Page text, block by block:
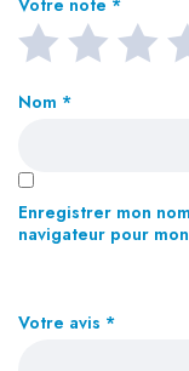
Votre note *
Votre avis *
Nom *
Enregistrer mon
navigateur pour